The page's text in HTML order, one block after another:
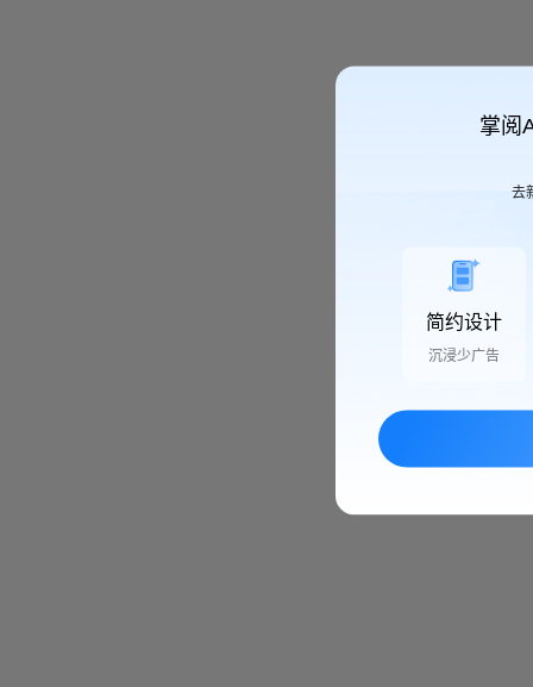
掌阅
去
简约设计
沉浸少广告